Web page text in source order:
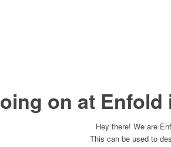
on at Enfold
Hey there! We are
This can be used to